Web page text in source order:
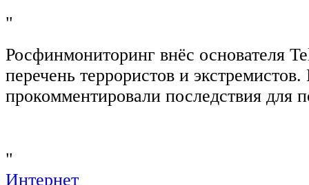
"
Росфинмониторинг внёс основателя
перечень террористов и
прокомментировали последствия для
"
Интернет